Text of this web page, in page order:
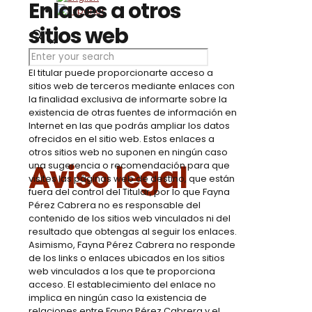
✕
Aviso legal
Enlaces a otros
sitios web
El titular puede proporcionarte acceso a
sitios web de terceros mediante enlaces con
la finalidad exclusiva de informarte sobre la
existencia de otras fuentes de información en
Internet en las que podrás ampliar los datos
ofrecidos en el sitio web. Estos enlaces a
otros sitios web no suponen en ningún caso
una sugerencia o recomendación para que
visites las páginas web de destino, que están
fuera del control del Titular, por lo que Fayna
Pérez Cabrera no es responsable del
contenido de los sitios web vinculados ni del
resultado que obtengas al seguir los enlaces.
Asimismo, Fayna Pérez Cabrera no responde
de los links o enlaces ubicados en los sitios
web vinculados a los que te proporciona
acceso. El establecimiento del enlace no
implica en ningún caso la existencia de